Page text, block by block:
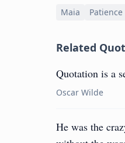
Maia Patience
Related
Quotation is a
Oscar Wilde
He was the